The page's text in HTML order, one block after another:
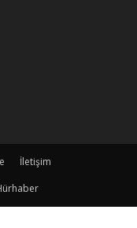
İletişim